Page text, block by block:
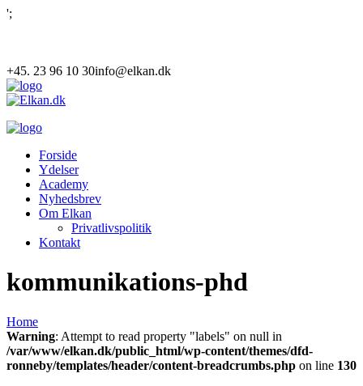
';
+45. 23 96 10 30info@elkan.dk
Forside
Ydelser
Academy
Nyhedsbrev
Om Elkan
Privatlivspolitik
Kontakt
kommunikations-phd
Home
Warning: Attempt to read property "labels" on null in
/var/www/elkan.dk/public_html/wp-content/themes/dfd-
ronneby/templates/header/content-breadcrumbs.php on line 130